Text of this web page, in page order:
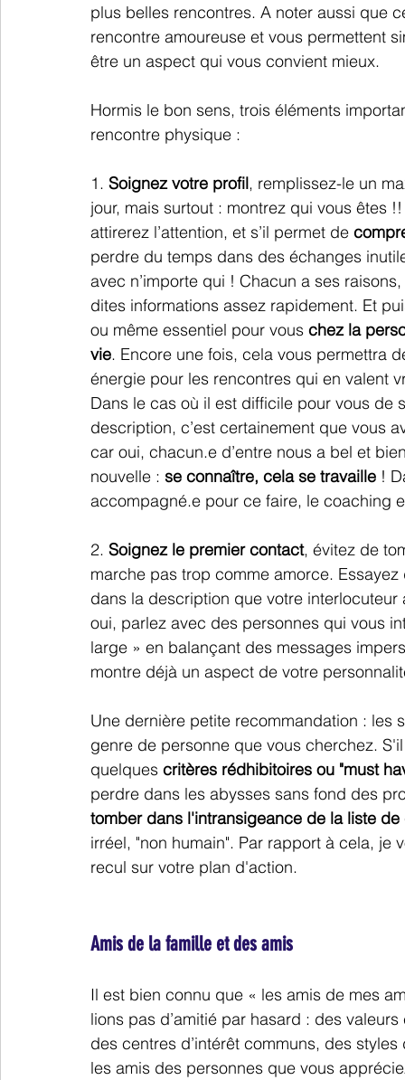
plus belles rencontres. A noter aussi que
rencontre amoureuse et vous permettent
être un aspect qui vous convient mieux.
Hormis le bon sens, trois éléments
rencontre physique :
1. Soignez votre profil, remplissez-le un
jour, mais surtout : montrez qui vous êtes
attirerez l’attention, et s’il permet de
perdre du temps dans des échanges
avec n’importe qui ! Chacun a ses
dites informations assez rapidement. Et
ou même essentiel pour vous chez la
vie. Encore une fois, cela vous permettra
énergie pour les rencontres qui en valent
Dans le cas où il est difficile pour vous
description, c’est certainement que vous
car oui, chacun.e d’entre nous a bel et
nouvelle : se connaître, cela se travaille !
accompagné.e pour ce faire, le coaching
2. Soignez le premier contact, évitez de
marche pas trop comme amorce.
dans la description que votre
oui, parlez avec des personnes qui vous
large » en balançant des messages
montre déjà un aspect de votre
Une dernière petite recommandation :
genre de personne que vous cherchez.
quelques critères rédhibitoires ou "must
perdre dans les abysses sans fond des
tomber dans l'intransigeance de la liste
irréel, "non humain". Par rapport à cela, je
recul sur votre plan d'action.
Amis de la famille et des amis
Il est bien connu que « les amis de mes
lions pas d’amitié par hasard : des
des centres d’intérêt communs, des
les amis des personnes que vous